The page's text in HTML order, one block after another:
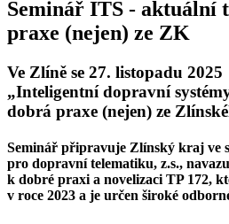
Seminář ITS - aktuální
praxe (nejen) ze ZK
Ve Zlíně se 27. listopadu
„Inteligentní dopravní
dobrá praxe (nejen) ze
Seminář připravuje Zlínský kraj ve
pro dopravní telematiku, z.s.,
k dobré praxi a novelizaci TP 172,
v roce 2023 a je určen široké